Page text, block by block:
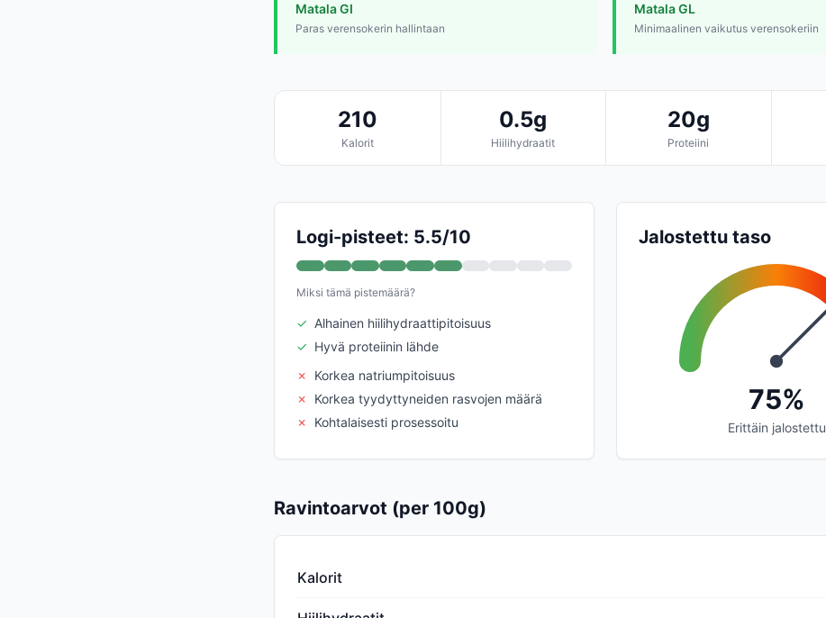
Matala GI
Paras verensokerin hallintaan
Matala GL
Minimaalinen vaikutus verensokeriin
210
Kalorit
0.5g
Hiilihydraatit
20g
Proteiini
Logi-pisteet: 5.5/10
Miksi tämä pistemäärä?
✓ Alhainen hiilihydraattipitoisuus
✓ Hyvä proteiinin lähde
✗
Korkea natriumpitoisuus
✗
Korkea tyydyttyneiden rasvojen määrä
✗
Kohtalaisesti prosessoitu
Jalostettu taso
75%
Erittäin jalostettu
Ravintoarvot (per 100g)
Kalorit